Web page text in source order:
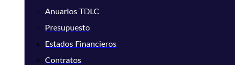
Anuarios TDLC
Presupuesto
Estados Financieros
Contratos